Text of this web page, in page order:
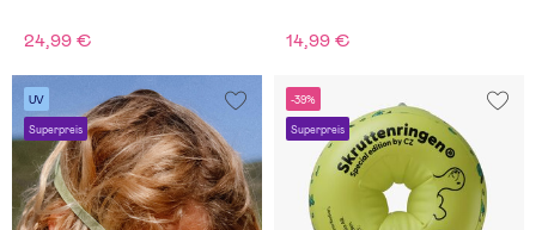
24,99 € 14,99 €
UV
Superpreis
-39%
Superpreis